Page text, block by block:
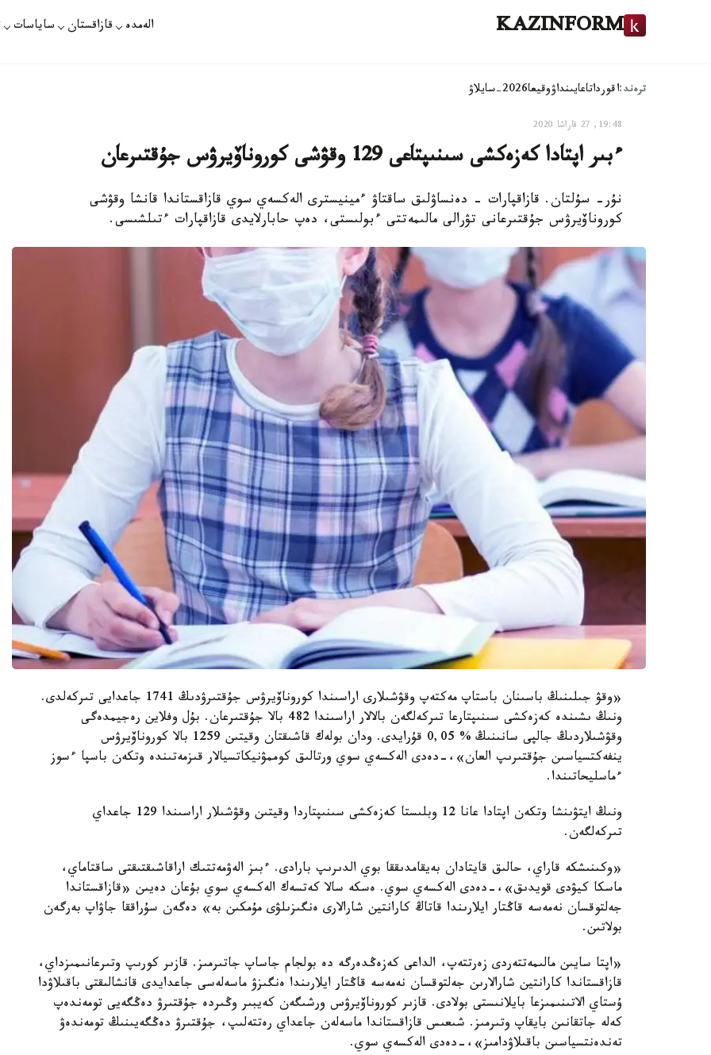
KAZINFORM الەمدە قازاقستان ساياسات
ترەند:اقورداتاعايىنداۋوقيعا2026-سايلاۋ
19:48, 27 قاراشا 2020
ءبىر اپتادا كەزەكشى سىنىپتاعى 129 وقۋشى كوروناۆيرۋس جۇقتىرعان
نۇر- سۇلتان. قازاقپارات - دەنساۋلىق ساقتاۋ ءمينيسترى الەكسەي سوي قازاقستاندا قانشا وقۋشى
كوروناۆيرۋس جۇقتىرعانى تۋرالى مالىمەتتى ءبولىستى، دەپ حابارلايدى قازاقپارات ءتىلشىسى.
«وقۋ جىلىنىڭ باسىنان باستاپ مەكتەپ وقۋشىلارى اراسىندا كوروناۆيرۋس جۇقتىرۋدىڭ 1741 جاعدايى تىركەلدى.
ونىڭ ىشىندە كەزەكشى سىنىپتارعا تىركەلگەن بالالار اراسىندا 482 بالا جۇقتىرعان. بۇل وفلاين رەجيمدەگى
وقۋشىلاردىڭ جالپى سانىنىڭ % 0,05 قۇرايدى. ودان بولەك قاشىقتان وقيتىن 1259 بالا كوروناۆيرۋس
ينفەكتسياسىن جۇقتىرىپ العان»،-دەدى الەكسەي سوي ورتالىق كوممۋنيكاتسيالار قىزمەتىندە وتكەن باسپا ءسوز
ءماسليحاتىندا.
ونىڭ ايتۋىنشا وتكەن اپتادا عانا 12 وبلىستا كەزەكشى سىنىپتاردا وقيتىن وقۋشىلار اراسىندا 129 جاعداي
تىركەلگەن.
«وكىنىشكە قاراي، حالىق قايتادان بەيقامدىققا بوي الدىرىپ بارادى. ءبىز الەۋمەتتىك اراقاشىقتىقتى ساقتاماي،
ماسكا كيۋدى قويدىق»،-دەدى الەكسەي سوي. ەسكە سالا كەتسەك الەكسەي سوي بۇعان دەيىن «قازاقستاندا
جەلتوقسان نەمەسە قاڭتار ايلارىندا قاتاڭ كارانتين شارالارى ەنگىزىلۋى مۇمكىن بە» دەگەن سۇراققا جاۋاپ بەرگەن
بولاتىن.
«اپتا سايىن مالىمەتتەردى زەرتتەپ، الداعى كەزەڭدەرگە دە بولجام جاساپ جاتىرمىز. قازىر كورىپ وتىرعانىمىزداي،
قازاقستاندا كارانتين شارالارىن جەلتوقسان نەمەسە قاڭتار ايلارىندا ەنگىزۋ ماسەلەسى جاعدايدى قانشالىقتى باقىلاۋدا
ۇستاي الاتىنىمىزعا بايلانىستى بولادى. قازىر كوروناۆيرۋس ورشىگەن كەيبىر وڭىردە جۇقتىرۋ دەڭگەيى تومەندەپ
كەلە جاتقانىن بايقاپ وتىرمىز. شىعىس قازاقستاندا ماسەلەن جاعداي رەتتەلىپ، جۇقتىرۋ دەڭگەيىنىڭ تومەندەۋ
تەندەنتسياسىن باقىلاۋدامىز»،-دەدى الەكسەي سوي.